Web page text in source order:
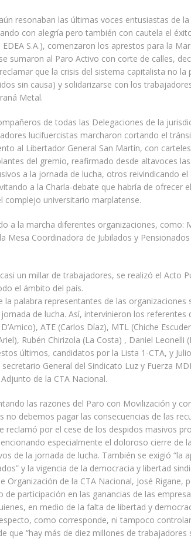
resonaban las últimas voces entusiastas de
con alegría pero también con cautela el
S.A.), comenzaron los aprestos para la
sumaron al Paro Activo con corte de calles,
que la crisis del sistema capitalista no la
sin causa) y solidarizarse con los
Metal.
de todas las Delegaciones de la
lucifuercistas marcharon cortando el
al Libertador General San Martín, con
del gremio, reafirmado desde altavoces
a la jornada de lucha, otros reivindicando el
a la Charla-debate que habría de ofrecer
complejo universitario marplatense.
a la marcha diferentes organizaciones, como:
Mesa Coordinadora de Jubilados y
un millar de trabajadores, se realizó el Acto
el ámbito del país.
la palabra representantes de las organizaciones
de lucha. Así, intervinieron los referentes
ATE (Carlos Díaz), MTL (Chiche
Rubén Chirizola (La Costa) , Daniel Leonelli
últimos, candidatos por la Lista 1-CTA, y
General del Sindicato Luz y Fuerza
de la CTA Nacional.
las razones del Paro con Movilización y
no debemos pagar las consecuencias de las
reclamó por el cese de los despidos masivos
especialmente el doloroso cierre de
de la jornada de lucha. También se exigió “la
y la vigencia de la democracia y libertad
Organización de la CTA Nacional, José Rigane,
de participación en las ganancias de las
en medio de la falta de libertad y
como corresponde, ni tampoco
que “hay más de diez millones de trabajadores